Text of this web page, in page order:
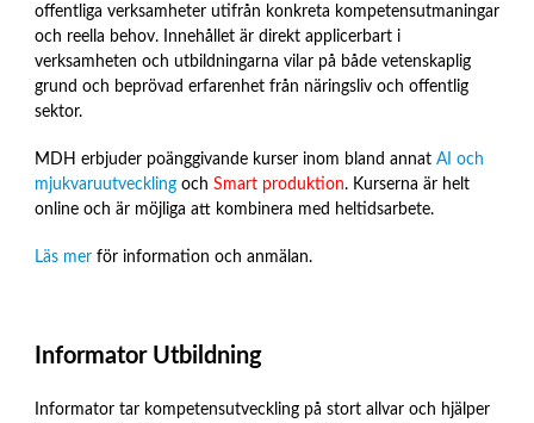
offentliga verksamheter utifrån konkreta kompetensutmaningar
och reella behov. Innehållet är direkt applicerbart i
verksamheten och utbildningarna vilar på både vetenskaplig
grund och beprövad erfarenhet från näringsliv och offentlig
sektor.
MDH erbjuder poänggivande kurser inom bland annat AI och
mjukvaruutvecklingoch Smart produktion. Kurserna är helt
online och är möjliga att kombinera med heltidsarbete.
Läs merför information och anmälan.
Informator Utbildning
Informator tar kompetensutveckling på stort allvar och hjälper